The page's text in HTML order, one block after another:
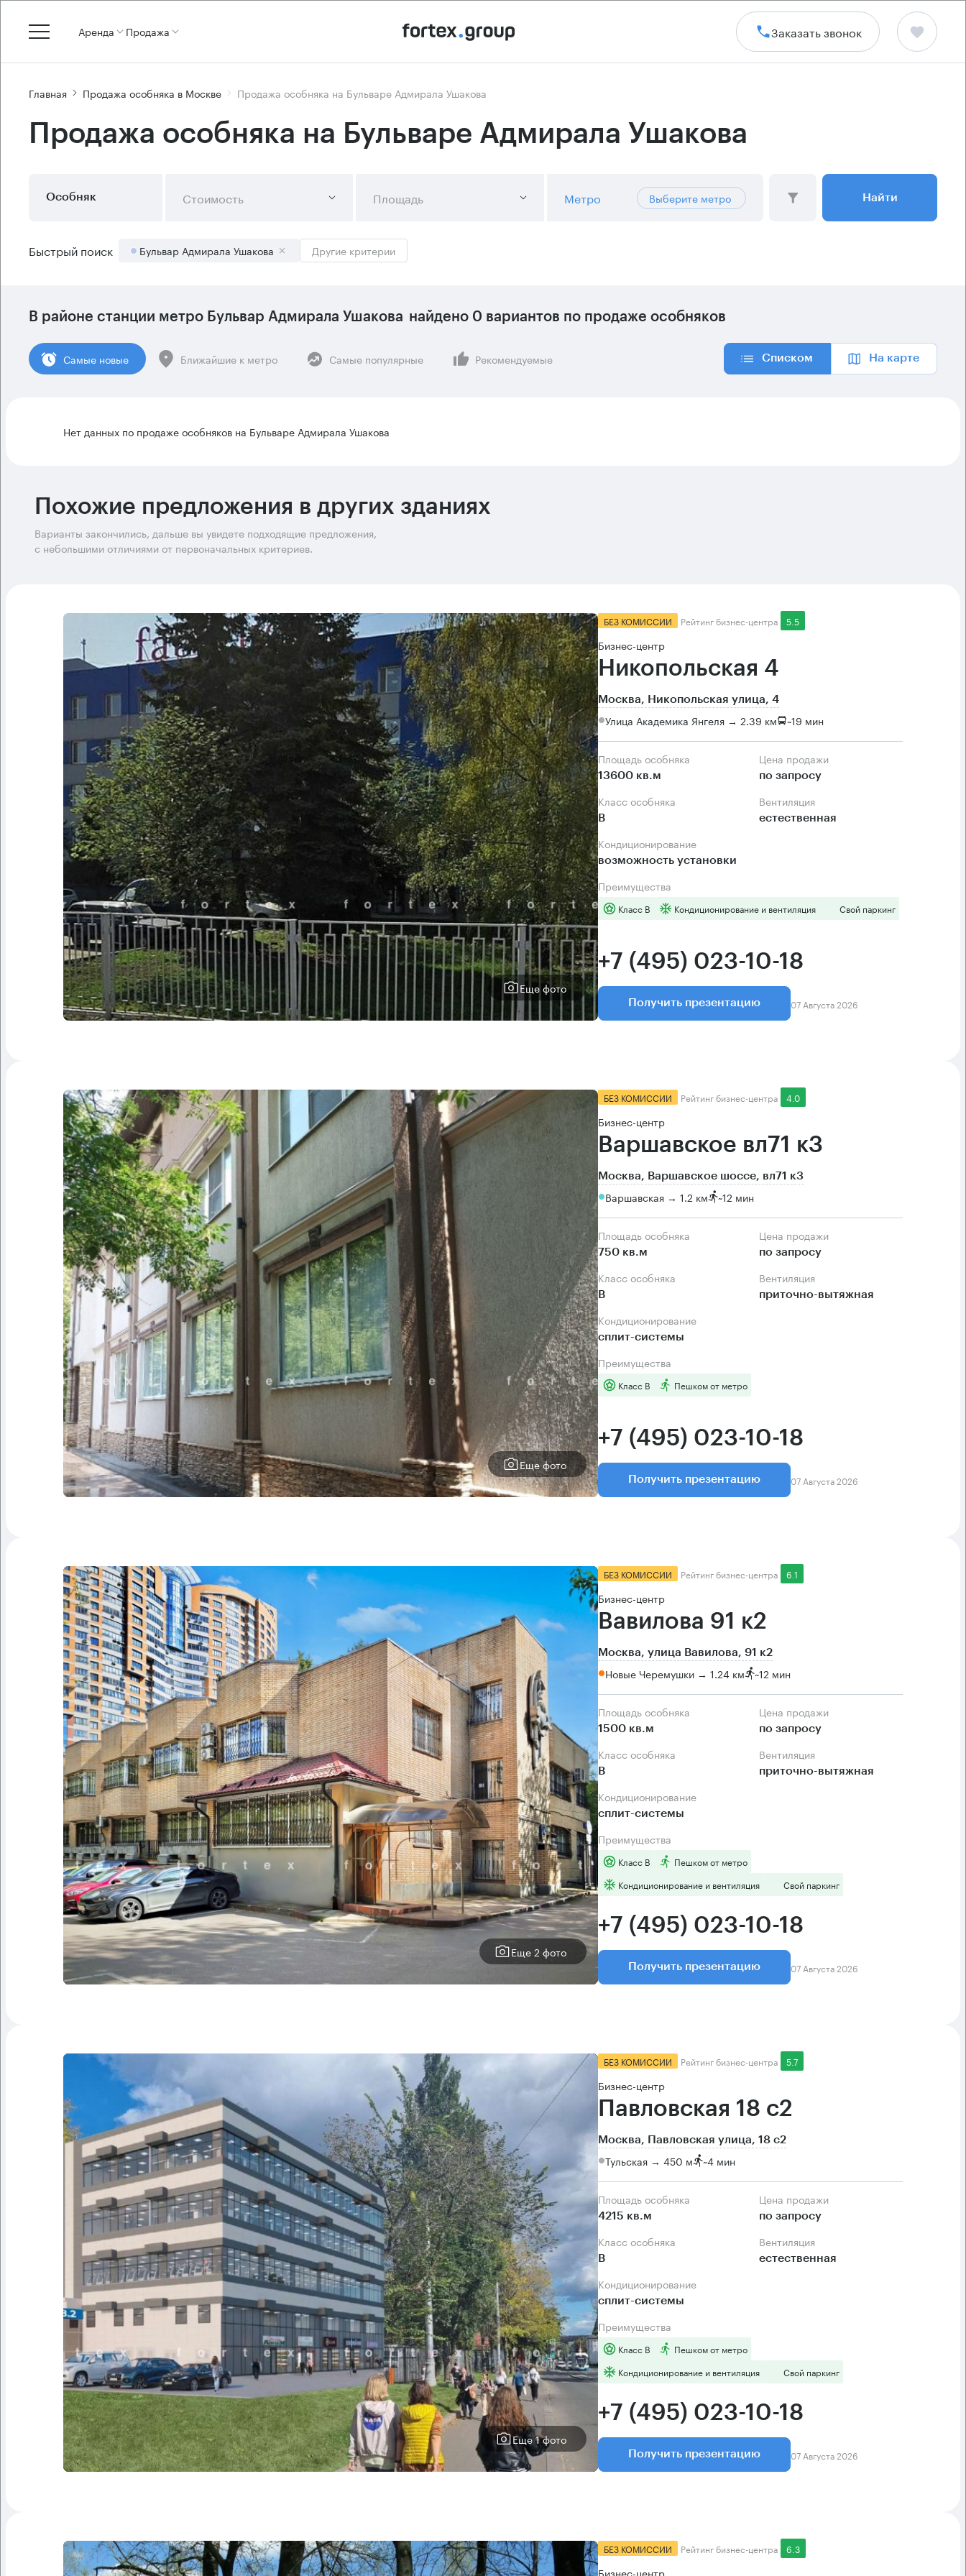
Аренда Продажа Заказать звонок
Главная Продажа особняка в Москве Продажа особняка на Бульваре Адмирала Ушакова
Продажа особняка на Бульваре Адмирала Ушакова
Особняк Стоимость Площадь Метро Выберите метро Найти
Быстрый поиск Бульвар Адмирала Ушакова Другие критерии
В районе станции метро Бульвар Адмирала Ушакова найдено 0 вариантов по продаже особняков
Cамые новые Ближайшие к метро Самые популярные Рекомендуемые Списком На карте
Нет данных по продаже особняков на Бульваре Адмирала Ушакова
Похожие предложения в других зданиях
Варианты закончились, дальше вы увидете подходящие предложения,
с небольшими отличиями от первоначальных критериев.
Еще фото
БЕЗ КОМИССИИ Рейтинг бизнес-центра 5.5
Бизнес-центр
Никопольская 4
Москва, Никопольская улица, 4
Улица Академика Янгеля → 2.39 км ~19 мин
Площадь особняка
13600 кв.м
Цена продажи
по запросу
Класс особняка
B
Вентиляция
естественная
Кондиционирование
возможность установки
Преимущества
Класс B Кондиционирование и вентиляция Свой паркинг
+7 (495) 023-10-18
Получить презентацию 07 Августа 2026
Еще фото
БЕЗ КОМИССИИ Рейтинг бизнес-центра 4.0
Бизнес-центр
Варшавское вл71 к3
Москва, Варшавское шоссе, вл71 к3
Варшавская → 1.2 км ~12 мин
Площадь особняка
750 кв.м
Цена продажи
по запросу
Класс особняка
B
Вентиляция
приточно-вытяжная
Кондиционирование
сплит-системы
Преимущества
Класс B Пешком от метро
+7 (495) 023-10-18
Получить презентацию 07 Августа 2026
Еще 2 фото
БЕЗ КОМИССИИ Рейтинг бизнес-центра 6.1
Бизнес-центр
Вавилова 91 к2
Москва, улица Вавилова, 91 к2
Новые Черемушки → 1.24 км ~12 мин
Площадь особняка
1500 кв.м
Цена продажи
по запросу
Класс особняка
B
Вентиляция
приточно-вытяжная
Кондиционирование
сплит-системы
Преимущества
Класс B
Пешком от метро
Кондиционирование и вентиляция
Свой паркинг
+7 (495) 023-10-18
Получить презентацию 07 Августа 2026
Еще 1 фото
БЕЗ КОМИССИИ Рейтинг бизнес-центра 5.7
Бизнес-центр
Павловская 18 с2
Москва, Павловская улица, 18 с2
Тульская → 450 м ~4 мин
Площадь особняка
4215 кв.м
Цена продажи
по запросу
Класс особняка
B
Вентиляция
естественная
Кондиционирование
сплит-системы
Преимущества
Класс B
Пешком от метро
Кондиционирование и вентиляция
Свой паркинг
+7 (495) 023-10-18
Получить презентацию 07 Августа 2026
БЕЗ КОМИССИИ Рейтинг бизнес-центра 6.3
Бизнес-центр